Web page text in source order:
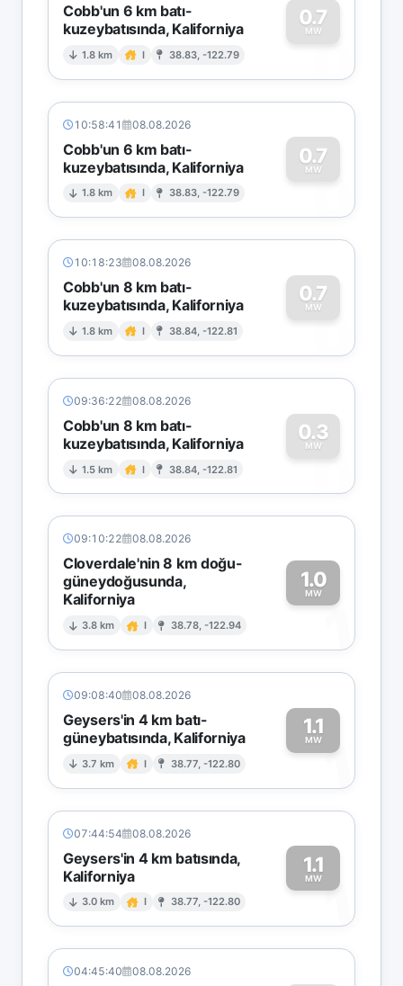
Cobb'un 6 km batı-
kuzeybatısında, Kaliforniya
1.8 km I 38.83, -122.79
0.7
MW
0
10:58:41 08.08.2026
Cobb'un 6 km batı-
kuzeybatısında, Kaliforniya
1.8 km I 38.83, -122.79
0.7
MW
0
10:18:23 08.08.2026
Cobb'un 8 km batı-
kuzeybatısında, Kaliforniya
1.8 km I 38.84, -122.81
0.7
MW
0
09:36:22 08.08.2026
Cobb'un 8 km batı-
kuzeybatısında, Kaliforniya
1.5 km I 38.84, -122.81
0.3
MW
0
09:10:22 08.08.2026
Cloverdale'nin 8 km doğu-
güneydoğusunda,
Kaliforniya
3.8 km I 38.78, -122.94
1.0
MW
1
09:08:40 08.08.2026
Geysers'in 4 km batı-
güneybatısında, Kaliforniya
3.7 km I 38.77, -122.80
1.1
MW1
07:44:54 08.08.2026
Geysers'in 4 km batısında,
Kaliforniya
3.0 km I 38.77, -122.80
1.1
MW1
04:45:40 08.08.2026